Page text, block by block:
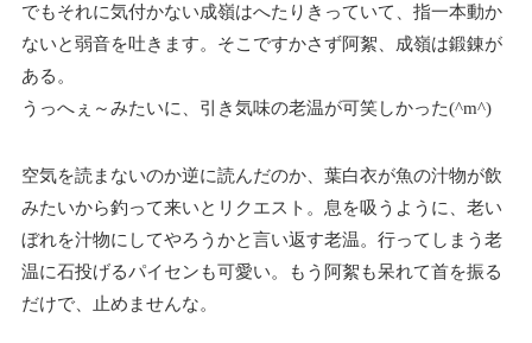
でもそれに気付かない成嶺はへたりきっていて、指一本動か
ないと弱音を吐きます。そこですかさず阿絮、成嶺は鍛錬が
ある。
うっへぇ～みたいに、引き気味の老温が可笑しかった(^m^)
空気を読まないのか逆に読んだのか、葉白衣が魚の汁物が飲
みたいから釣って来いとリクエスト。息を吸うように、老い
ぼれを汁物にしてやろうかと言い返す老温。行ってしまう老
温に石投げるパイセンも可愛い。もう阿絮も呆れて首を振る
だけで、止めませんな。